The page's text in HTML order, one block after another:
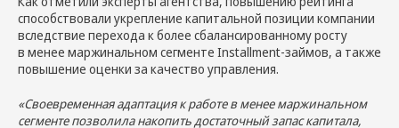
способствовали укрепление капитальной позиции компании
вследствие перехода к более сбалансированному росту
в менее маржинальном сегменте Installment-займов, а также
повышение оценки за качество управления.
«Своевременная адаптация к работе в менее маржинальном
сегменте позволила накопить достаточный запас капитала,